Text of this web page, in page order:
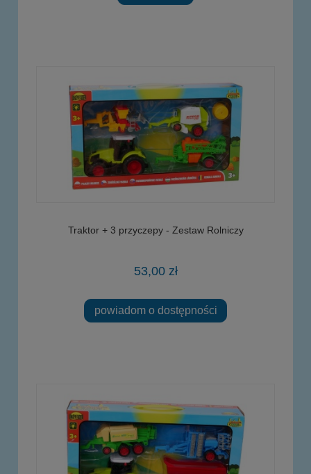
Traktor + 3 przyczepy - Zestaw Rolniczy
53,00 zł
powiadom o dostępności